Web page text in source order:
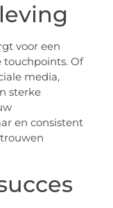
voor een
touchpoints. Of
media,
sterke
en consistent